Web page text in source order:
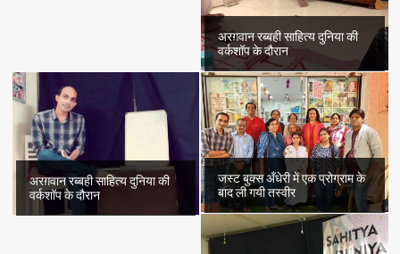
अरग़वान रब्बही साहित्य दुनिया की
वर्कशॉप के दौरान
अरग़वान रब्बही साहित्य दुनिया की
वर्कशॉप के दौरान
जस्ट बुक्स अँधेरी में एक प्रोग्राम के
बाद ली गयी तस्वीर